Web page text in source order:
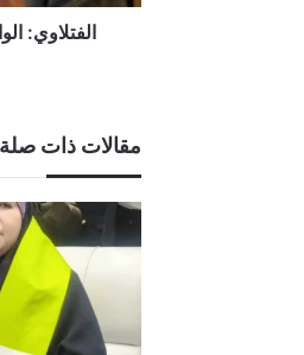
الفتلاوي:
مقالات ذات صلة